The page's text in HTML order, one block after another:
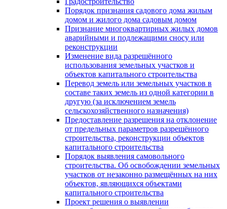
Порядок признания садового дома жилым
домом и жилого дома садовым домом
Признание многоквартирных жилых домов
аварийными и подлежащими сносу или
реконструкции
Изменение вида разрешённого
использования земельных участков и
объектов капитального строительства
Перевод земель или земельных участков в
составе таких земель из одной категории в
другую (за исключением земель
сельскохозяйственного назначения)
Предоставление разрешения на отклонение
от предельных параметров разрешённого
строительства, реконструкции объектов
капитального строительства
Порядок выявления самовольного
строительства. Об освобождении земельных
участков от незаконно размещённых на них
объектов, являющихся объектами
капитального строительства
Проект решения о выявлении